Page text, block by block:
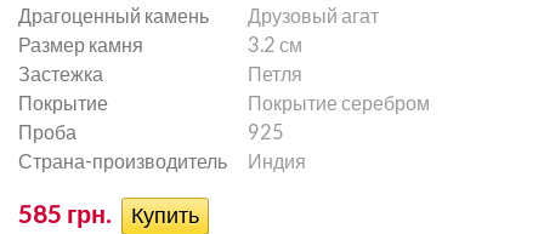
Драгоценный камень
Друзовый агат
Размер камня
3.2 см
Застежка
Петля
Покрытие
Покрытие серебром
Проба
925
Страна-производитель
Индия
585 грн.